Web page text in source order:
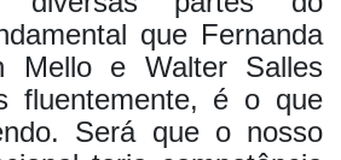
que Fernanda
Mello e Walter Salles
fluentemente, é o que
Será que o nosso